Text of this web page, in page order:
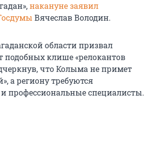
накануне заявил
Вячеслав Володин.
области призвал
подобных клише «релокантов
что Колыма не примет
а региону требуются
профессиональные специалисты.